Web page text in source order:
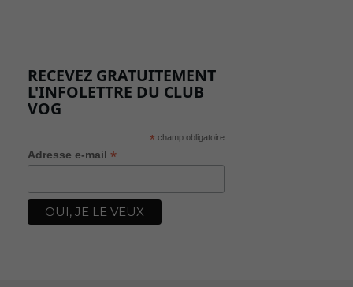
RECEVEZ GRATUITEMENT
L'INFOLETTRE DU CLUB
VOG
* champ obligatoire
Adresse e-mail *